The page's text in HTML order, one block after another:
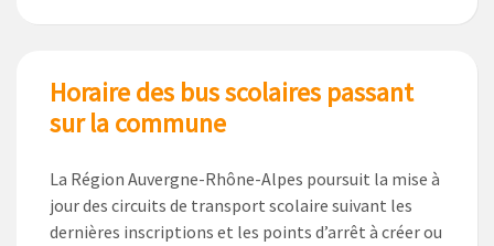
Horaire des bus scolaires passant
sur la commune
La Région Auvergne-Rhône-Alpes poursuit la mise à
jour des circuits de transport scolaire suivant les
dernières inscriptions et les points d’arrêt à créer ou